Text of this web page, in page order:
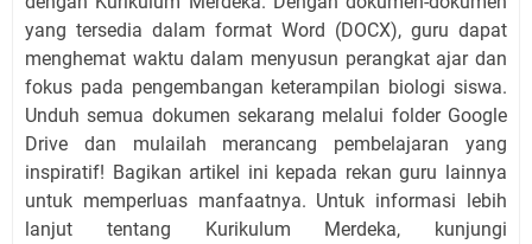
yang tersedia dalam format Word (DOCX), guru dapat
menghemat waktu dalam menyusun perangkat ajar dan
fokus pada pengembangan keterampilan biologi siswa.
Unduh semua dokumen sekarang melalui folder Google
Drive dan mulailah merancang pembelajaran yang
inspiratif! Bagikan artikel ini kepada rekan guru lainnya
untuk memperluas manfaatnya. Untuk informasi lebih
lanjut tentang Kurikulum Merdeka, kunjungi